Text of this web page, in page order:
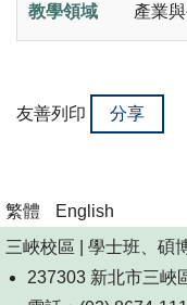
教學領域 產業
友善列印
分享
繁體
English
三峽校區 | 學士班、碩
237303 新北市三峽